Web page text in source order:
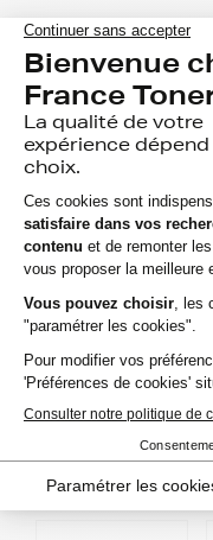
CANON MG 7550
CANON MG 7700
CANON MG 7750
CANON MG 7751
CANON MG 7752
CANON MG 7753
CANON MG 8150
CANON MG 8250
Nos
toners et